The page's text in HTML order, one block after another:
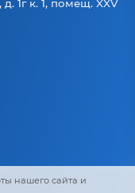
нашего сайта и
1г к. 1, помещ. XXV